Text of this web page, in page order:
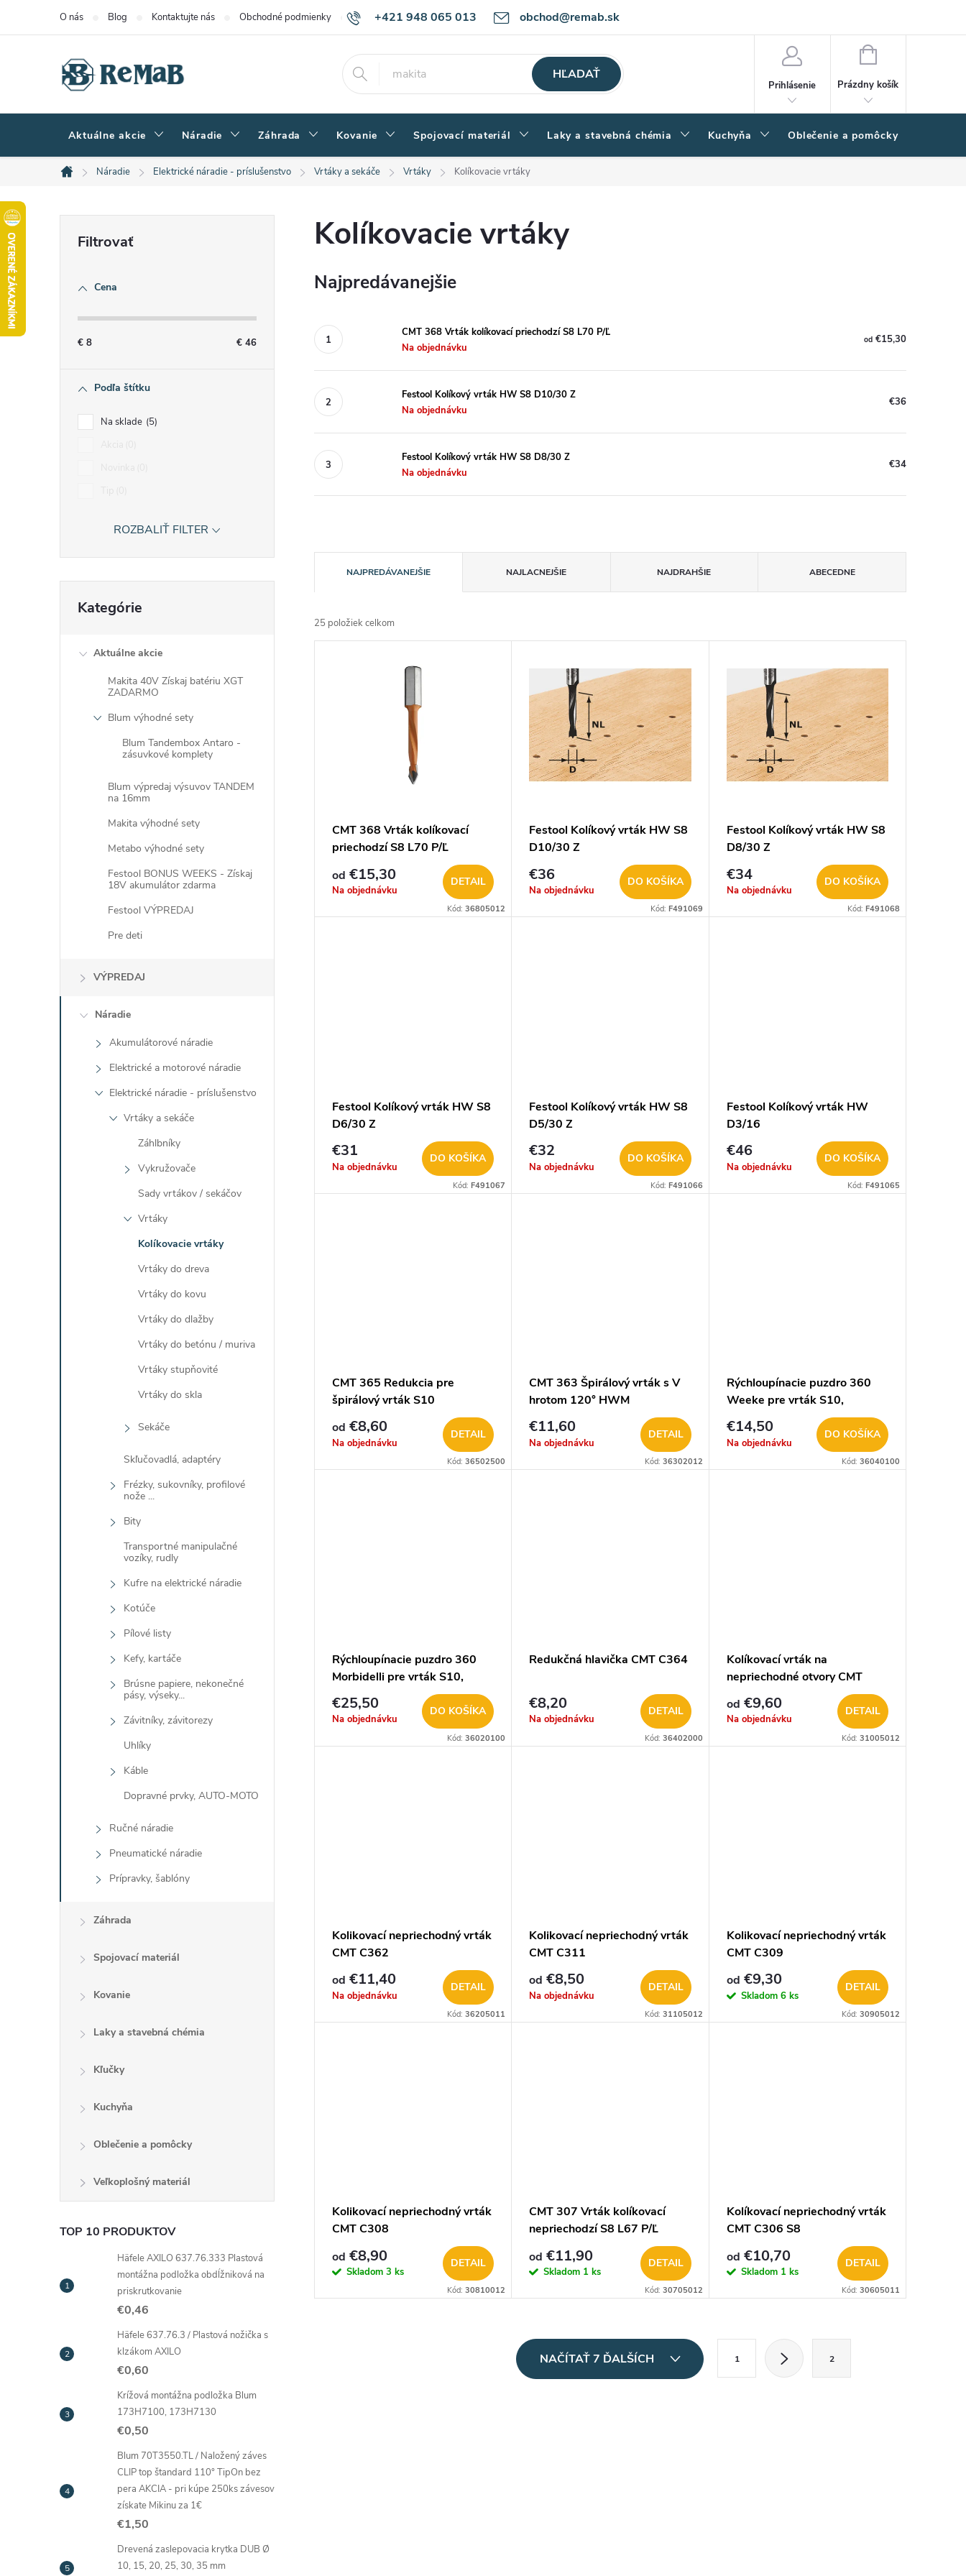
+421 948 065 013 obchod@remab.sk
O nás Blog Kontaktujte nás Obchodné podmienky Podmienky ochrany osobných údajov Ako nakupovať
HĽADAŤ
Prihlásenie
NÁKUPNÝ
Prázdny košík
Aktuálne akcie Náradie Záhrada Kovanie Spojovací materiál Laky a stavebná chémia Kuchyňa Oblečenie a pomôcky
Domov
Náradie Elektrické náradie - príslušenstvo Vrtáky a sekáče Vrtáky Kolíkovacie vrtáky
l
Cena
€ 8 € 46
Podľa štítku
Na sklade 5
ROZBALIŤ FILTER
kategórie
Kategórie
Aktuálne akcie
Makita 40V Získaj batériu XGT
ZADARMO
Blum výhodné sety
Blum Tandembox Antaro -
zásuvkové komplety
Blum výpredaj výsuvov TANDEM
na 16mm
Makita výhodné sety
Metabo výhodné sety
Festool BONUS WEEKS - Získaj
18V akumulátor zdarma
Festool VÝPREDAJ
Pre deti
VÝPREDAJ
Náradie
Akumulátorové náradie
Elektrické a motorové náradie
Elektrické náradie - príslušenstvo
Vrtáky a sekáče
Záhlbníky
Vykružovače
Sady vrtákov / sekáčov
Vrtáky
Kolíkovacie vrtáky
Vrtáky do dreva
Vrtáky do kovu
Vrtáky do dlažby
Vrtáky do betónu / muriva
Vrtáky stupňovité
Vrtáky do skla
Sekáče
Skľučovadlá, adaptéry
Frézky, sukovníky, profilové
nože ...
Bity
Transportné manipulačné
vozíky, rudly
Kufre na elektrické náradie
Kotúče
Pílové listy
Kefy, kartáče
Brúsne papiere, nekonečné
pásy, výseky...
Závitníky, závitorezy
Uhlíky
Káble
Dopravné prvky, AUTO-MOTO
Ručné náradie
Pneumatické náradie
Prípravky, šablóny
Záhrada
Spojovací materiál
Kovanie
Laky a stavebná chémia
Kľučky
Kuchyňa
Oblečenie a pomôcky
Veľkoplošný materiál
TOP 10 PRODUKTOV
Häfele AXILO 637.76.333 Plastová
montážna podložka obdĺžniková na
priskrutkovanie
€0,46
Häfele 637.76.3 / Plastová nožička s
klzákom AXILO
€0,60
Krížová montážna podložka Blum
173H7100, 173H7130
€0,50
Blum 70T3550.TL / Naložený záves
CLIP top štandard 110° TipOn bez
pera AKCIA - pri kúpe 250ks závesov
získate Mikinu za 1€
€1,50
Drevená zaslepovacia krytka DUB Ø
10, 15, 20, 25, 30, 35 mm
Kolíkovacie vrtáky
Najpredávanejšie
CMT 368 Vrták kolíkovací priechodzí S8 L70 P/Ľ
Na objednávku
od €15,30
Festool Kolíkový vrták HW S8 D10/30 Z
Na objednávku
€36
Festool Kolíkový vrták HW S8 D8/30 Z
Na objednávku
€34
a
d
d
NAJPREDÁVANEJŠIE NAJLACNEJŠIE NAJDRAHŠIE ABECEDNE
25 položiek celkom
o
CMT 368 Vrták kolíkovací
priechodzí S8 L70 P/Ľ
od €15,30
Na objednávku
DETAIL
Kód:36805012
Festool Kolíkový vrták HW S8
D10/30 Z
€36
Na objednávku
DO KOŠÍKA
Kód: F491069
Festool Kolíkový vrták HW S8
D8/30 Z
€34
Na objednávku
DO KOŠÍKA
Kód: F491068
Festool Kolíkový vrták HW S8
D6/30 Z
€31
Na objednávku
DO KOŠÍKA
Kód:F491067
Festool Kolíkový vrták HW S8
D5/30 Z
€32
Na objednávku
DO KOŠÍKA
Kód: F491066
Festool Kolíkový vrták HW
D3/16
€46
Na objednávku
DO KOŠÍKA
Kód: F491065
CMT 365 Redukcia pre
špirálový vrták S10
od €8,60
Na objednávku
DETAIL
Kód:36502500
CMT 363 Špirálový vrták s V
hrotom 120° HWM
€11,60
Na objednávku
DETAIL
Kód: 36302012
Rýchloupínacie puzdro 360
Weeke pre vrták S10,
D20x42 P-L M360-40100
€14,50
Na objednávku
DO KOŠÍKA
Kód: 36040100
Rýchloupínacie puzdro 360
Morbidelli pre vrták S10,
D19,25x43 20° P-L
€25,50
Na objednávku
DO KOŠÍKA
Kód:36020100
Redukčná hlavička CMT C364
€8,20
Na objednávku
DETAIL
Kód: 36402000
Kolíkovací vrták na
nepriechodné otvory CMT
C310
od €9,60
Na objednávku
DETAIL
Kód: 31005012
Kolikovací nepriechodný vrták
CMT C362
od €11,40
Na objednávku
DETAIL
Kód:36205011
Kolikovací nepriechodný vrták
CMT C311
od €8,50
Na objednávku
DETAIL
Kód: 31105012
Kolikovací nepriechodný vrták
CMT C309
od €9,30
Skladom 6 ks
DETAIL
Kód: 30905012
Kolikovací nepriechodný vrták
CMT C308
od €8,90
Skladom 3 ks
DETAIL
Kód:30810012
CMT 307 Vrták kolíkovací
nepriechodzí S8 L67 P/Ľ
od €11,90
Skladom 1 ks
DETAIL
Kód: 30705012
Kolíkovací nepriechodný vrták
CMT C306 S8
od €10,70
Skladom 1 ks
DETAIL
Kód: 30605011
NAČÍTAŤ 7 ĎALŠÍCH 1 2